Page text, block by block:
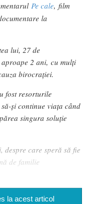
Pe cale, film
la
lui, 27 de
2 ani, cu mulți
birocrației.
fost resorturile
și continue viața când
singura soluție
despre care speră să fie
de familie
la acest articol